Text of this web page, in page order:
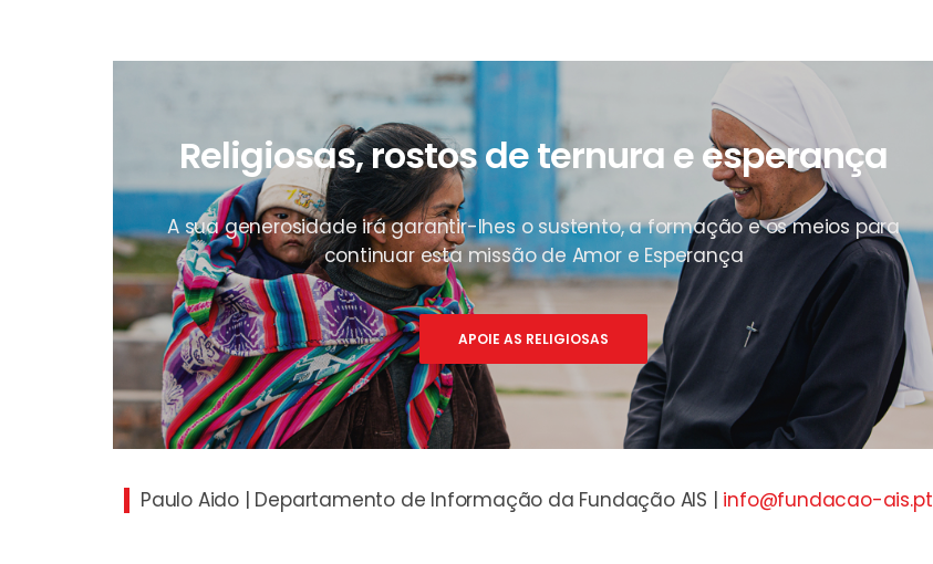
Religiosas, rostos de ternura e esperança
A sua generosidade irá garantir-lhes o sustento, a formação e os meios para
continuar esta missão de Amor e Esperança
APOIE AS RELIGIOSAS
Paulo Aido | Departamento de Informação da Fundação AIS | info@fundacao-ais.pt